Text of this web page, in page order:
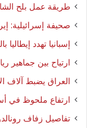
طريقة عمل بلح
صحيفة إسرائيلية:
إسبانيا تهدد
ارتياح بين جماهير
العراق يضبط آلاف
ارتفاع ملحوظ في
تفاصيل زفاف